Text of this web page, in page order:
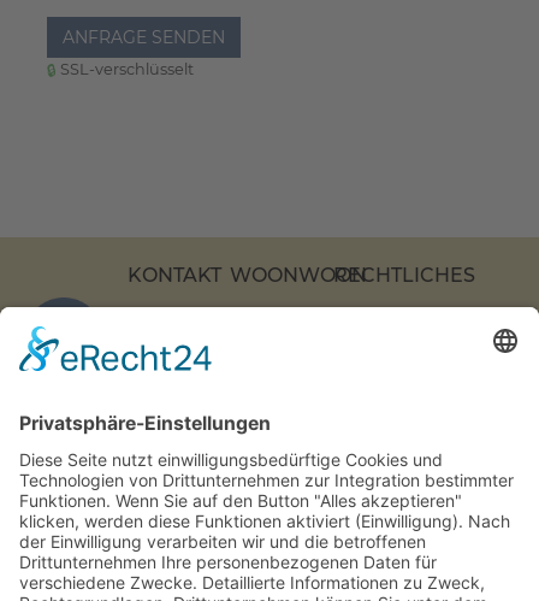
ANFRAGE SENDEN
SSL-verschlüsselt
KONTAKT
KOCHSTRASSE 2
7, 10969 B
+49 (0)
30 217
86 55 0
INFO[AT]WOONWOON.DE
MONTAG-
DONNERSTAG:
WOONWOON
FAQS
RECHTLICHES
EINSTELLUNGEN